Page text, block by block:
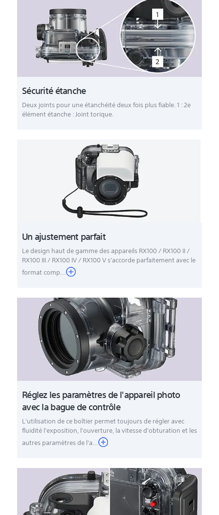
Sécurité étanche
Deux joints pour une étanchéité deux fois plus fiable. 1 : 2e
élément étanche : Joint torique.
Un ajustement parfait
Le design haut de gamme des appareils RX100 / RX100 II /
RX100 III / RX100 IV / RX100 V s'accorde parfaitement avec le
format comp...
Réglez les paramètres de l'appareil photo
avec la bague de contrôle
L'utilisation de ce boîtier permet toujours de régler avec
fluidité l'exposition, l'ouverture, la vitesse d'obturation et les
autres paramètres de l'a...